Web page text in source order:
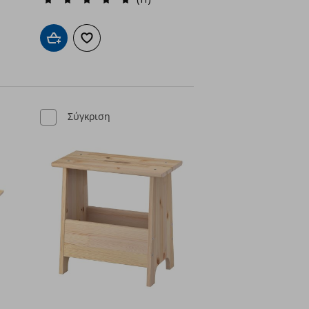
Προσθήκη στο καλάθι
Προσθήκη στα αγαπημένα
Σύγκριση